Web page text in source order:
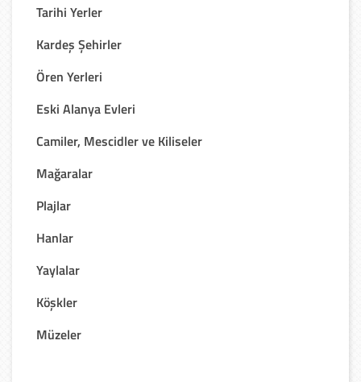
Tarihi Yerler
Kardeş Şehirler
Ören Yerleri
Eski Alanya Evleri
Camiler, Mescidler ve Kiliseler
Mağaralar
Plajlar
Hanlar
Yaylalar
Köşkler
Müzeler